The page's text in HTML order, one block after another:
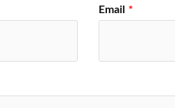
Email *